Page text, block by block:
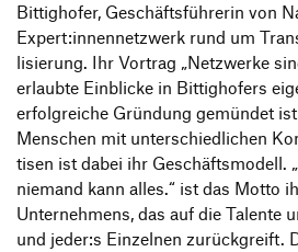
Bittig­hofer, Geschäfts­füh­rerin von
Expert:innennetzwerk rund um
li­sie­rung. Ihr Vortrag „Netz­werke
erlaubte Einblicke in Bittig­ho­fers
erfolg­reiche Grün­dung gemündet
Menschen mit unter­schied­li­chen
tisen ist dabei ihr Geschäfts­mo­dell. „
niemand kann alles.“ ist das Motto
Unter­neh­mens, das auf die Talente
und jeder:s Einzelnen zurück­greift.